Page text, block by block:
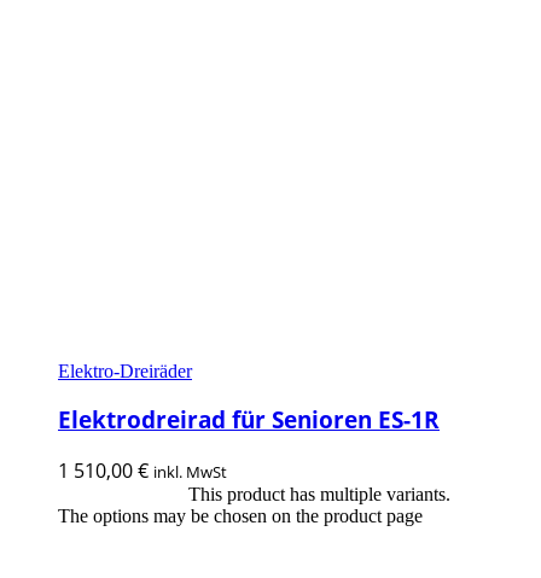
Elektro-Dreiräder
Elektrodreirad für Senioren ES-1R
1 510,00€ inkl. MwSt
This product has multiple variants.
The options may be chosen on the product page